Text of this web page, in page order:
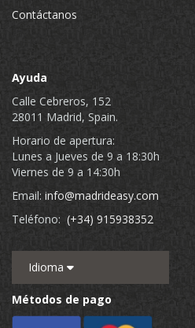
Contáctanos
Ayuda
Calle Cebreros, 152
28011 Madrid, Spain.
Horario de apertura:
Lunes a Jueves de 9 a 18:30h
Viernes de 9 a 14:30h
Email: info@madrideasy.com
Teléfono: (+34) 915938352
Idioma
Métodos de pago